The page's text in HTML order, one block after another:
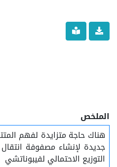
الملخص
هناك حاجة متزايدة لفهم
جديدة لإنشاء مصفوفة
التوزيع الاحتمالي لفيبوناتشي